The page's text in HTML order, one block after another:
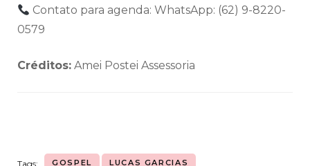
Contato para agenda: WhatsApp: (62) 9-8220-
0579
Créditos: Amei Postei Assessoria
Tags: GOSPEL LUCAS GARCIAS